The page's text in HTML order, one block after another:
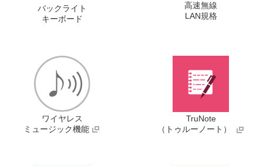
バックライト
キーボード
高速無線
LAN規格
ワイヤレス
ミュージック機能
TruNote
（トゥルーノート）